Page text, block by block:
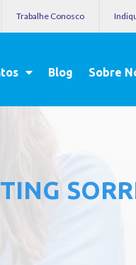
Trabalhe Conosco
Blog Sobre